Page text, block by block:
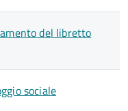
del libretto
sociale